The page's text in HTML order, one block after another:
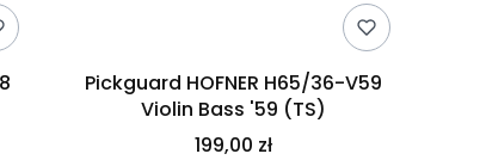
Pickguard HOFNER H65/36-V59
Violin Bass '59 (TS)
199,00 zł